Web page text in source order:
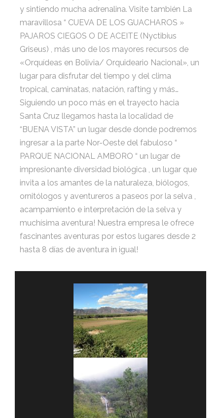
y sintiendo mucha adrenalina. Visite también La
maravillosa “ CUEVA DE LOS GUACHAROS »
PAJAROS CIEGOS O DE ACEITE (Nyctibius
Griseus) , más uno de los mayores recursos de
«Orquídeas en Bolivia/ Orquideario Nacional», un
lugar para disfrutar del tiempo y del clima
tropical, caminatas, natación, rafting y más…
Siguiendo un poco más en el trayecto hacia
Santa Cruz llegamos hasta la localidad de
“BUENA VISTA” un lugar desde donde podremos
ingresar a la parte Nor-Oeste del fabuloso “
PARQUE NACIONAL AMBORO “ un lugar de
impresionante diversidad biológica , un lugar que
invita a los amantes de la naturaleza, biólogos,
ornitólogos y aventureros a paseos por la selva ,
acampamiento e interpretación de la selva y
muchísima aventura! Nuestra empresa le ofrece
fascinantes aventuras por estos lugares desde 2
hasta 8 días de aventura in igual!